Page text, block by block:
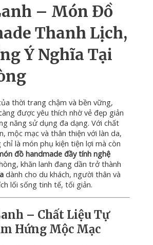
– Món Đồ
Thanh Lịch,
Ý NghĩaTại
thờitrangchậmvàbềnvững,
đượcyêuthíchnhờvẻđẹp giản
năngsửdụngđadạng.Vớichất
mộcmạcvàthânthiệnvớilànda,
chỉlàmónphụkiệntiệnlợimàcòn
đồhandmadeđầytínhnghệ
khănlanhđangdầntrởthành
dànhchodukhách,ngườithânvà
lốisốngtinhtế,tối giản.
– Chất LiệuTự
Hứng Mộc Mạc